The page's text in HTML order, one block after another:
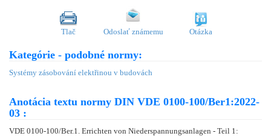
Tlač Odoslať známemu Otázka
Kategórie - podobné normy:
Systémy zásobování elektřinou v budovách
Anotácia textu normy DIN VDE 0100-100/Ber1:2022-
03 :
VDE 0100-100/Ber.1. Errichten von Niederspannungsanlagen - Teil 1: